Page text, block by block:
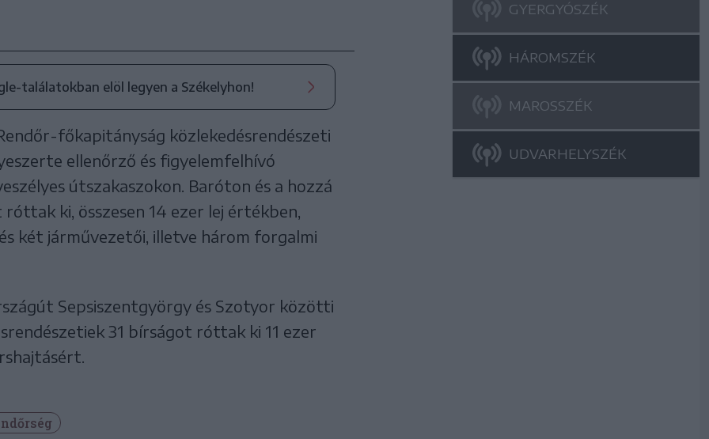
találatokban elöl legyen a Székelyhon!
főkapitányság közlekedésrendészeti
ellenőrző és figyelemfelhívó
útszakaszokon. Baróton és a hozzá
ki, összesen 14 ezer lej értékben,
két járművezetői, illetve három forgalmi
Sepsiszentgyörgy és Szotyor közötti
31 bírságot róttak ki 11 ezer
GYERGYÓSZÉK
HÁROMSZÉK
MAROSSZÉK
UDVARHELYSZÉK